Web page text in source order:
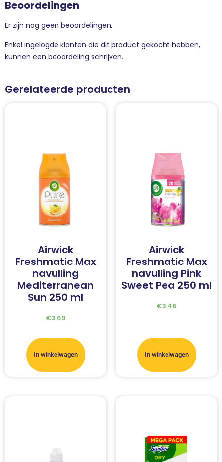
Beoordelingen
Er zijn nog geen beoordelingen.
Enkel ingelogde klanten die dit product gekocht hebben,
kunnen een beoordeling schrijven.
Gerelateerde producten
Airwick
Freshmatic Max
navulling
Mediterranean
Sun 250 ml
€3.69
In winkelwagen
Airwick
Freshmatic Max
navulling Pink
Sweet Pea 250 ml
€3.46
In winkelwagen